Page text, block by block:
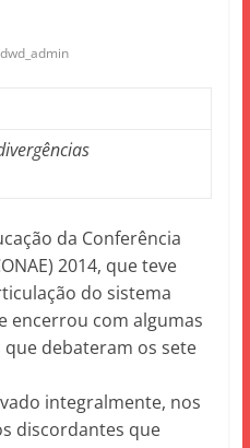
dwd_admin
da Conferência
2014, que teve
do sistema
encerrou com algumas
debateram os sete
integralmente, nos
discordantes que